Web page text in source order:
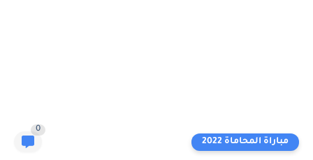
مباراة المحاماة 2022
0